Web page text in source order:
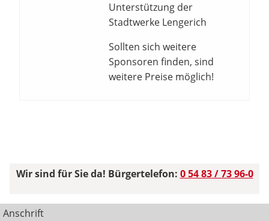
Unterstützung der
Stadtwerke Lengerich
Sollten sich weitere
Sponsoren finden, sind
weitere Preise möglich!
Wir sind für Sie da! Bürgertelefon: 0 54 83 / 73 96-0
Anschrift